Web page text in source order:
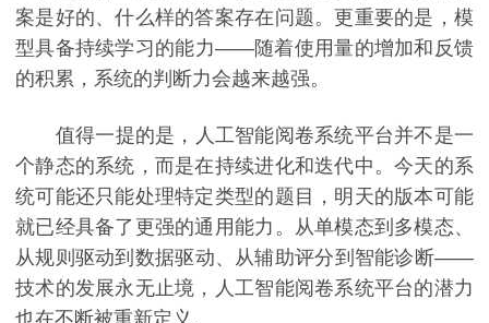
案是好的、什么样的答案存在问题。更重要的是，模
型具备持续学习的能力——随着使用量的增加和反馈
的积累，系统的判断力会越来越强。
值得一提的是，人工智能阅卷系统平台并不是一
个静态的系统，而是在持续进化和迭代中。今天的系
统可能还只能处理特定类型的题目，明天的版本可能
就已经具备了更强的通用能力。从单模态到多模态、
从规则驱动到数据驱动、从辅助评分到智能诊断——
技术的发展永无止境，人工智能阅卷系统平台的潜力
也在不断被重新定义。